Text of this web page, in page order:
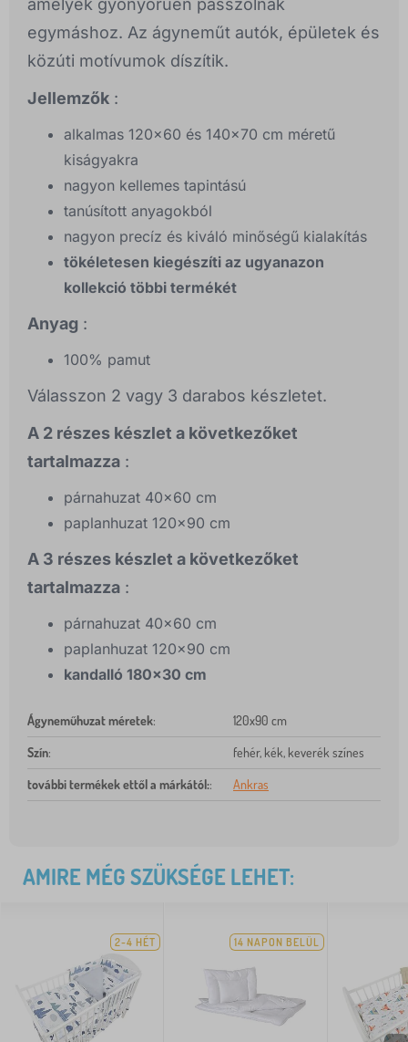
amelyek gyönyörűen passzolnak
egymáshoz. Az ágyneműt autók, épületek és
közúti motívumok díszítik.
Jellemzők :
alkalmas 120x60 és 140x70 cm méretű
kiságyakra
nagyon kellemes tapintású
tanúsított anyagokból
nagyon precíz és kiváló minőségű kialakítás
tökéletesen kiegészíti az ugyanazon
kollekció többi termékét
Anyag :
100% pamut
Válasszon 2 vagy 3 darabos készletet.
A 2 részes készlet a következőket
tartalmazza :
párnahuzat 40x60 cm
paplanhuzat 120x90 cm
A 3 részes készlet a következőket
tartalmazza :
párnahuzat 40x60 cm
paplanhuzat 120x90 cm
kandalló 180x30 cm
Ágyneműhuzat méretek: 120x90 cm
Szín: fehér, kék, keverék színes
további termékek ettől a márkától:: Ankras
AMIRE MÉG SZÜKSÉGE LEHET:
2-4 HÉT 14 NAPON BELÜL